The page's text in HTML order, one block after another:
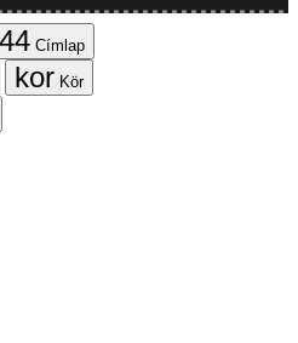
Címlap
Kör